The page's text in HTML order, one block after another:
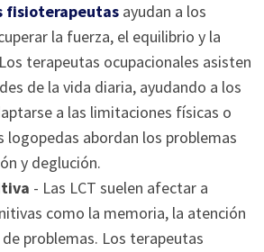
fisioterapeutas ayudan a los
la fuerza, el equilibrio y la
terapeutas ocupacionales asisten
de la vida diaria, ayudando a los
a las limitaciones físicas o
logopedas abordan los problemas
y deglución.
- Las LCT suelen afectar a
como la memoria, la atención
problemas. Los terapeutas